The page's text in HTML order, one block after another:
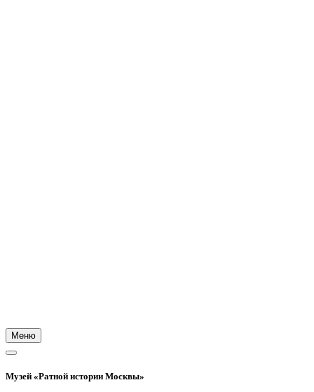
Меню
Музей «Ратной истории Москвы»